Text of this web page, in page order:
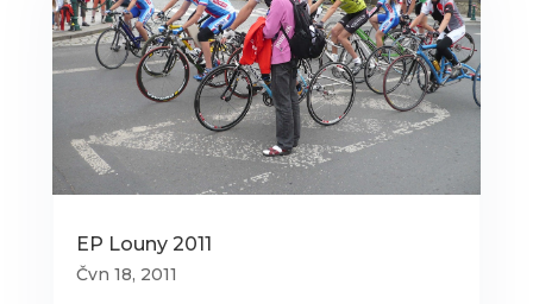
EP Louny 2011
Čvn 18, 2011